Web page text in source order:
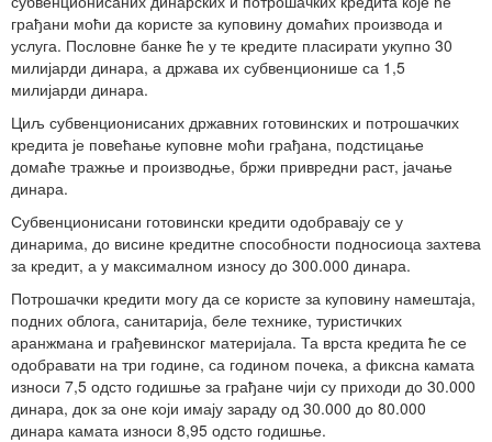
грађани моћи да користе за куповину домаћих производа и
услуга. Пословне банке ће у те кредите пласирати укупно 30
милијарди динара, а држава их субвенционише са 1,5
милијарди динара.
Циљ субвенционисаних државних готовинских и потрошачких
кредита је повећање куповне моћи грађана, подстицање
домаће тражње и производње, бржи привредни раст, јачање
динара.
Субвенционисани готовински кредити одобравају се у
динарима, до висине кредитне способности подносиоца захтева
за кредит, а у максималном износу до 300.000 динара.
Потрошачки кредити могу да се користе за куповину намештаја,
подних облога, санитарија, беле технике, туристичких
аранжмана и грађевинског материјала. Та врста кредита ће се
одобравати на три године, са годином почека, а фиксна камата
износи 7,5 одсто годишње за грађане чији су приходи до 30.000
динара, док за оне који имају зараду од 30.000 до 80.000
динара камата износи 8,95 одсто годишње.